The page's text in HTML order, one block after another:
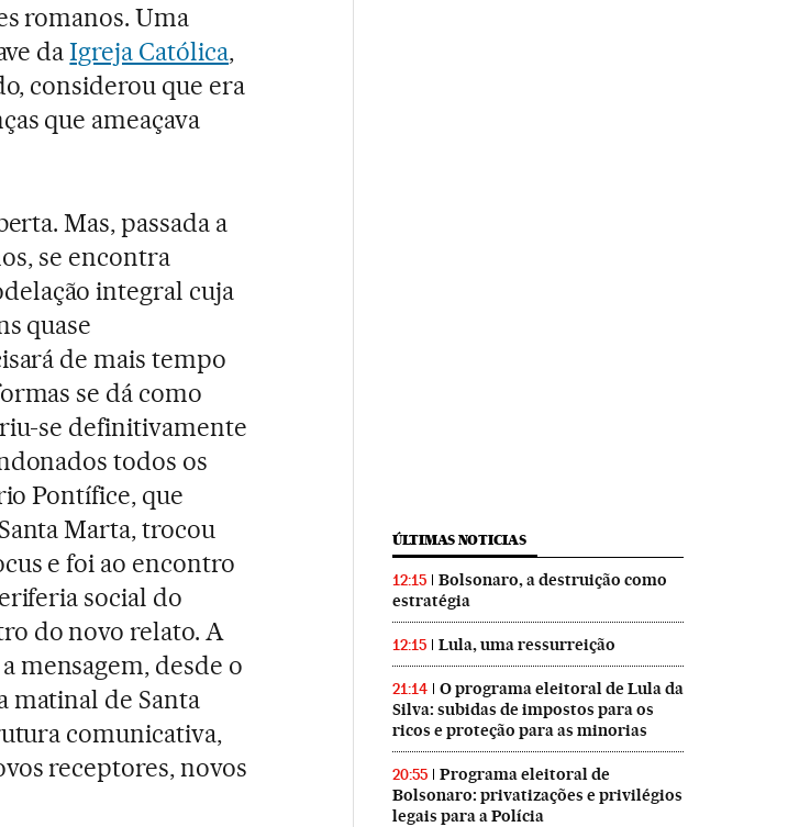
romanos. Uma
daIgreja Católica,
considerou que era
que ameaçava
Mas, passada a
se encontra
integral cuja
quase
de mais tempo
se dá como
se definitivamente
todos os
Pontífice, que
Marta, trocou
e foi ao encontro
social do
do novo relato. A
mensagem, desde o
matinal de Santa
comunicativa,
receptores, novos
ÚLTIMAS NOTICIAS
12:15
Bolsonaro, a destruição como
estratégia
12:15 Lula, uma ressurreição
21:14
O programa eleitoral de Lula da
Silva: subidas de impostos para os
ricos e proteção para as minorias
20:55
Programa eleitoral de
Bolsonaro: privatizações e privilégios
legais para a Polícia